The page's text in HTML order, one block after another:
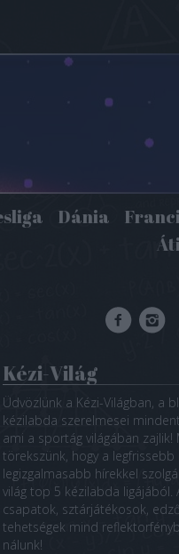
Dánia
Kézi-Világ
Üdvözlünk a Kézi-Világban, a
kézilabda szerelmesei
ami a sportág világában zajlik!
törekszünk, hogy a legfrissebb
legizgalmasabb hírekkel
világ top 5 kézilabda ligájából.
csapatok, sztárjátékosok,
tehetségek mind
nálunk!